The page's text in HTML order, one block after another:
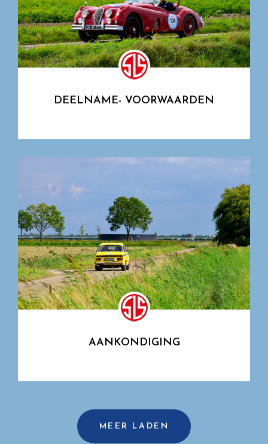
DEELNAME- VOORWAARDEN
AANKONDIGING
MEER LADEN